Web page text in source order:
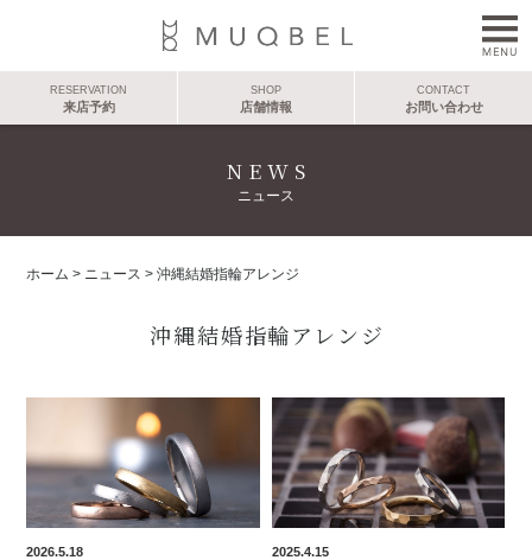
RESERVATION
来店予約
SHOP
店舗情報
CONTACT
お問い合わせ
NEWS
ニュース
ホーム > ニュース >沖縄結婚指輪アレンジ
沖縄結婚指輪アレンジ
2026.5.18 2025.4.15